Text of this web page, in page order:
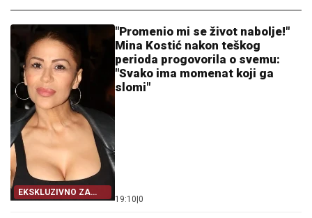
EKSKLUZIVNO ZA
ALO!
"Promenio mi se život nabolje!"
Mina Kostić nakon teškog
perioda progovorila o svemu:
"Svako ima momenat koji ga
slomi"
19:10|0